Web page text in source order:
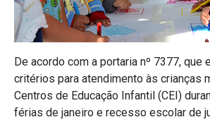
De acordo com a portaria nº 7377, que
critérios para atendimento às crianças
Centros de Educação Infantil (CEI)
férias de janeiro e recesso escolar de